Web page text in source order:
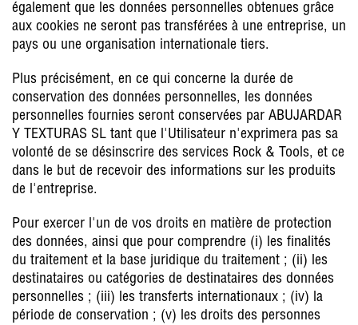
également que les données personnelles obtenues grâce
aux cookies ne seront pas transférées à une entreprise, un
pays ou une organisation internationale tiers.
Plus précisément, en ce qui concerne la durée de
conservation des données personnelles, les données
personnelles fournies seront conservées par ABUJARDAR
Y TEXTURAS SL tant que l'Utilisateur n'exprimera pas sa
volonté de se désinscrire des services Rock & Tools, et ce
dans le but de recevoir des informations sur les produits
de l'entreprise.
Pour exercer l'un de vos droits en matière de protection
des données, ainsi que pour comprendre (i) les finalités
du traitement et la base juridique du traitement ; (ii) les
destinataires ou catégories de destinataires des données
personnelles ; (iii) les transferts internationaux ; (iv) la
période de conservation ; (v) les droits des personnes